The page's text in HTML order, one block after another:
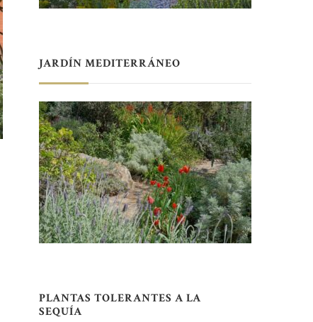
JARDÍN MEDITERRÁNEO
PLANTAS TOLERANTES A LA
SEQUÍA